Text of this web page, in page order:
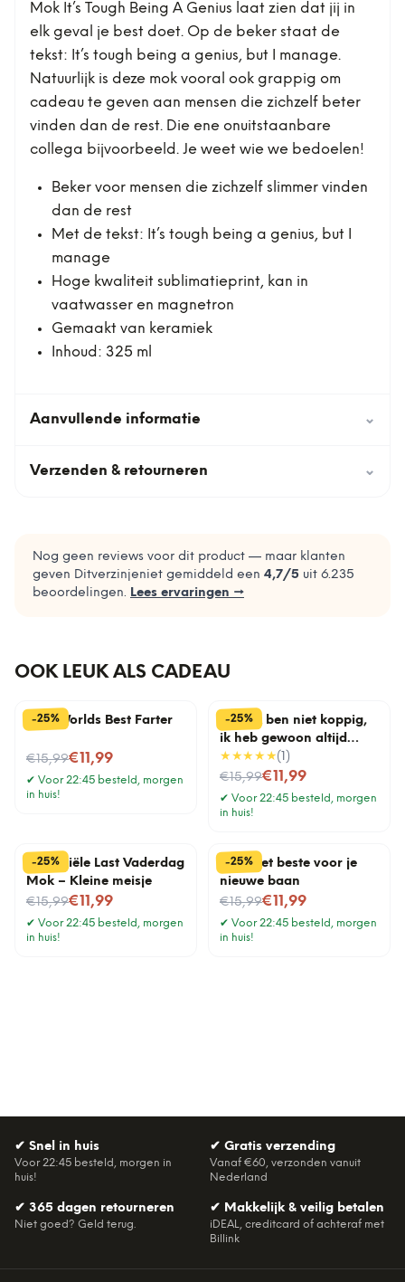
Mok It’s Tough Being A Genius laat zien dat jij in
elk geval je best doet. Op de beker staat de
tekst: It’s tough being a genius, but I manage.
Natuurlijk is deze mok vooral ook grappig om
cadeau te geven aan mensen die zichzelf beter
vinden dan de rest. Die ene onuitstaanbare
collega bijvoorbeeld. Je weet wie we bedoelen!
Beker voor mensen die zichzelf slimmer vinden
dan de rest
Met de tekst: It’s tough being a genius, but I
manage
Hoge kwaliteit sublimatieprint, kan in
vaatwasser en magnetron
Gemaakt van keramiek
Inhoud: 325 ml
Aanvullende informatie ⌄
Verzenden & retourneren ⌄
Nog geen reviews voor dit product — maar klanten
geven Ditverzinjeniet gemiddeld een 4,7/5 uit 6.235
beoordelingen. Lees ervaringen →
OOK LEUK ALS CADEAU
-25%
Mok Worlds Best Farter
€15,99
Nu voor€11,99
✔ Voor 22:45 besteld, morgen
in huis!
-25%
Mok Ik ben niet koppig,
ik heb gewoon altijd
gelijk
★★★★★( 1 )
€15,99
Nu voor€11,99
✔ Voor 22:45 besteld, morgen
in huis!
-25%
Financiële Last Vaderdag
Mok – Kleine meisje
€15,99
Nu voor€11,99
✔ Voor 22:45 besteld, morgen
in huis!
-25%
Mok Het beste voor je
nieuwe baan
€15,99
Nu voor€11,99
✔ Voor 22:45 besteld, morgen
in huis!
✔ Snel in huis
Voor 22:45 besteld, morgen in
huis!
✔ Gratis verzending
Vanaf €60, verzonden vanuit
Nederland
✔ 365 dagen retourneren
Niet goed? Geld terug.
✔ Makkelijk & veilig betalen
iDEAL, creditcard of achteraf met
Billink